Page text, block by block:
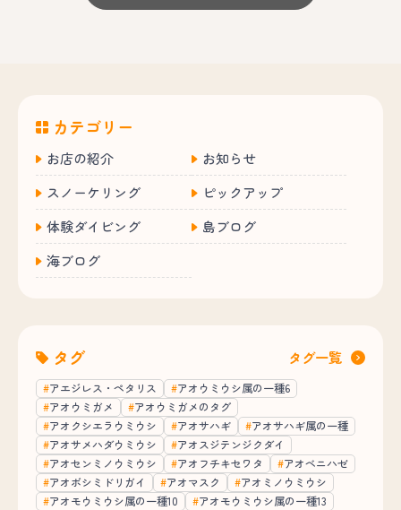
カテゴリー
お店の紹介
お知らせ
スノーケリング
ピックアップ
体験ダイビング
島ブログ
海ブログ
タグ タグ一覧
アエジレス・ペタリス
アオウミウシ属の一種6
アオウミガメ
アオウミガメのタグ
アオクシエラウミウシ
アオサハギ
アオサハギ属の一種
アオサメハダウミウシ
アオスジテンジクダイ
アオセンミノウミウシ
アオフチキセワタ
アオベニハゼ
アオボシミドリガイ
アオマスク
アオミノウミウシ
アオモウミウシ属の一種10
アオモウミウシ属の一種13